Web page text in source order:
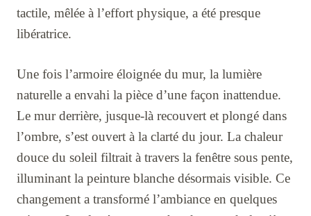
tactile, mêlée à l’effort physique, a été presque
libératrice.
Une fois l’armoire éloignée du mur, la lumière
naturelle a envahi la pièce d’une façon inattendue.
Le mur derrière, jusque-là recouvert et plongé dans
l’ombre, s’est ouvert à la clarté du jour. La chaleur
douce du soleil filtrait à travers la fenêtre sous pente,
illuminant la peinture blanche désormais visible. Ce
changement a transformé l’ambiance en quelques